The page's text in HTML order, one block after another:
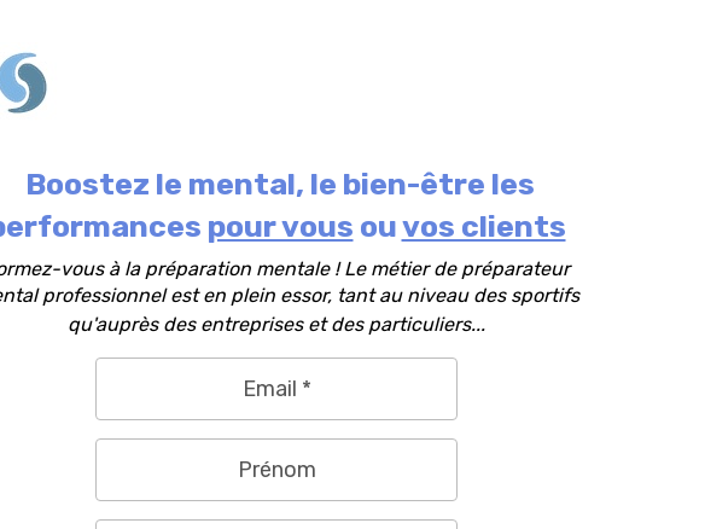
Boostez le mental, le bien-être les
pour vous ouvos clients
vous à la préparation mentale ! Le métier de préparateur
professionnel est en plein essor, tant au niveau des sportifs
qu'auprès des entreprises et des particuliers...